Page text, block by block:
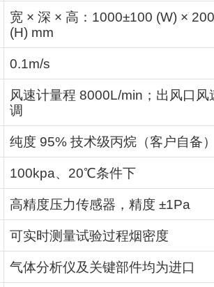
宽 × 深 × 高： 1000±100 (W) ×
(H) mm
0.1m/s
风速计量程 8000L/min ；出风口风
调
纯度 95% 技术级丙烷（客户自备
100kpa、 20℃条件下
高精度压力传感器，精度 ±1Pa
可实时测量试验过程烟密度
气体分析仪及关键部件均为进口